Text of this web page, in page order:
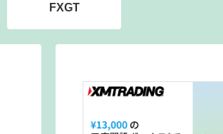
FXGT